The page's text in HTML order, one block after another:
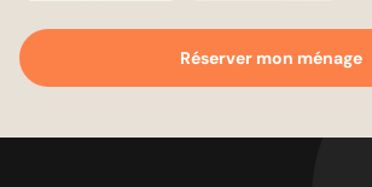
Réserver mon ménage